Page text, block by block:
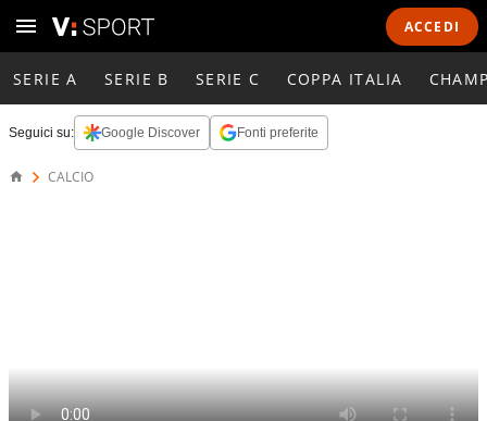
ACCEDI
SERIE A SERIE B SERIE C COPPA ITALIA
Seguici su: Google Discover Fonti preferite
CALCIO